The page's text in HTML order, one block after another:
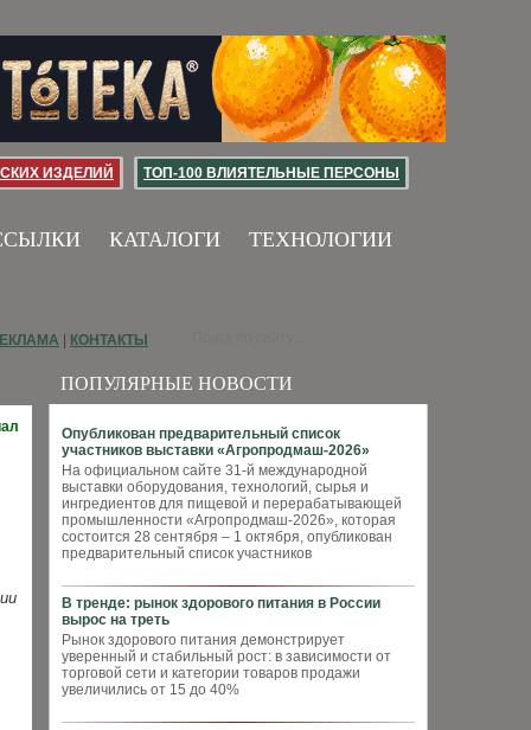
ИЗДЕЛИЙ ТОП-100 ВЛИЯТЕЛЬНЫЕ ПЕРСОНЫ
КАТАЛОГИ ТЕХНОЛОГИИ
ПОПУЛЯРНЫЕ НОВОСТИ
Опубликован предварительный список
участников выставки «Агропродмаш-2026»
На официальном сайте 31-й международной
выставки оборудования, технологий, сырья и
ингредиентов для пищевой и перерабатывающей
промышленности «Агропродмаш-2026», которая
состоится 28 сентября – 1 октября, опубликован
предварительный список участников
В тренде: рынок здорового питания в России
вырос на треть
Рынок здорового питания демонстрирует
уверенный и стабильный рост: в зависимости от
торговой сети и категории товаров продажи
увеличились от 15 до 40%
КОНТАКТЫ